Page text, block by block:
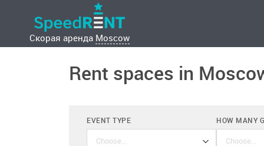
Скорая аренда Moscow
Rent spaces in
EVENT TYPE HOW MANY